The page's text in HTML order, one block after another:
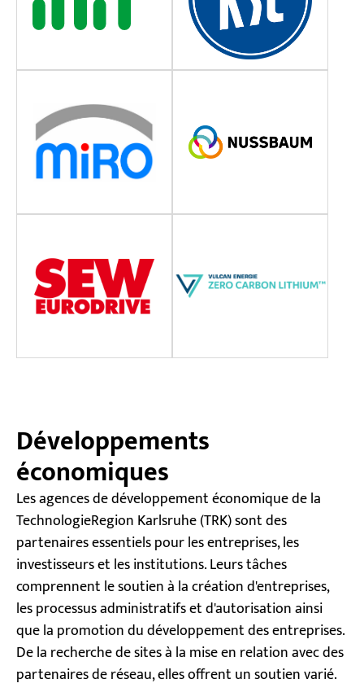
Développements
économiques
Les agences de développement économique de la
TechnologieRegion Karlsruhe (TRK) sont des
partenaires essentiels pour les entreprises, les
investisseurs et les institutions. Leurs tâches
comprennent le soutien à la création d'entreprises,
les processus administratifs et d'autorisation ainsi
que la promotion du développement des entreprises.
De la recherche de sites à la mise en relation avec des
partenaires de réseau, elles offrent un soutien varié.